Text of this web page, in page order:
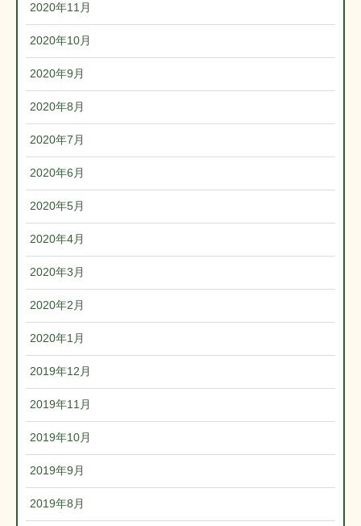
2020年11月
2020年10月
2020年9月
2020年8月
2020年7月
2020年6月
2020年5月
2020年4月
2020年3月
2020年2月
2020年1月
2019年12月
2019年11月
2019年10月
2019年9月
2019年8月